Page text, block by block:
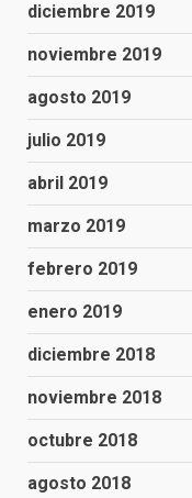
diciembre 2019
noviembre 2019
agosto 2019
julio 2019
abril 2019
marzo 2019
febrero 2019
enero 2019
diciembre 2018
noviembre 2018
octubre 2018
agosto 2018